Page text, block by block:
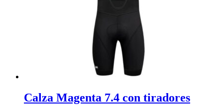
Calza Magenta 7.4 con tiradores